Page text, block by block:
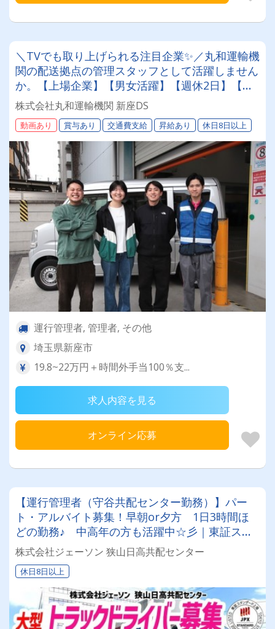
＼TVでも取り上げられる注目企業✨／丸和運輸機
関の配送拠点の管理スタッフとして活躍しません
か。【上場企業】【男女活躍】【週休2日】【待
遇面充実】安定した環境＆収入をお約束《賞与年
2回》《退職金あり》《平均月収25万円》
株式会社丸和運輸機関 新座DS
動画あり 賞与あり 交通費支給 昇給あり 休日8日以上
運行管理者, 管理者, その他
埼玉県新座市
19.8~22万円＋時間外手当100％支...
求人内容を見る
オンライン応募
【運行管理者（守谷共配センター勤務）】パー
ト・アルバイト募集！早朝or夕方 1日3時間ほ
どの勤務♪ 中高年の方も活躍中☆彡｜東証スタ
ンダード上場企業《自社物流》｜ 詳細はお問い
合わせください！
株式会社ジェーソン 狭山日高共配センター
休日8日以上